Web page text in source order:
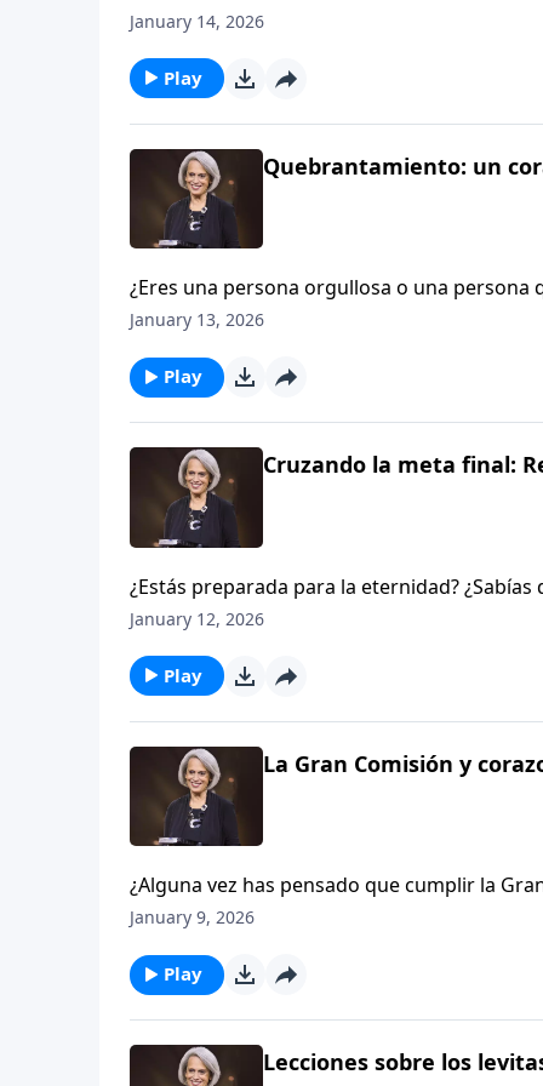
nuestra relación con Dios. No podemos
January 14, 2026
Play
Quebrantamiento: un
¿Eres una persona orgullosa o una
a un grupo de obreros cristianos hace
sobre el quebrantamiento bíblico.
con Nancy DeMoss Wolgemuth.
January 13, 2026
Play
Cruzando la meta final:
¿Estás preparada para la eternidad?
preocupación? Robert Wolgemuth estaba
vida. Escucha este edificante episodio en
January 12, 2026
Play
La Gran Comisión y
¿Alguna vez has pensado que cumplir la
todo el mundo y predicar el evangelio? Ed
January 9, 2026
Play
Lecciones sobre los